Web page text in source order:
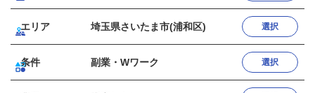
エリア 埼玉県さいたま市(浦和区) 選択
条件 副業・Wワーク 選択